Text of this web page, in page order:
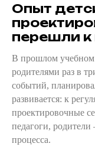
Опыт
перешли
В прошлом учебном
родителями раз в
событий,
развивается: к
проектировочные
педагоги, родители
процесса.